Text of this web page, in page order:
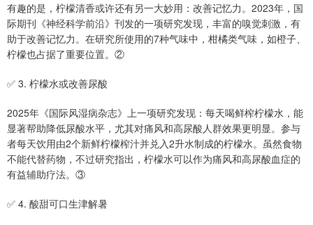
有趣的是，柠檬清香或许还有另一大妙用：改善记忆力。2023年，国
际期刊《神经科学前沿》刊发的一项研究发现，丰富的嗅觉刺激，有
助于改善记忆力。在研究所使用的7种气味中，柑橘类气味，如橙子、
柠檬也占据了重要位置。②
✅ 3. 柠檬水或改善尿酸
2025年《国际风湿病杂志》上一项研究发现：每天喝鲜榨柠檬水，能
显著帮助降低尿酸水平，尤其对痛风和高尿酸人群效果更明显。参与
者每天饮用由2个新鲜柠檬榨汁并兑入2升水制成的柠檬水。虽然食物
不能代替药物，不过研究指出，柠檬水可以作为痛风和高尿酸血症的
有益辅助疗法。③
✅ 4. 酸甜可口生津解暑